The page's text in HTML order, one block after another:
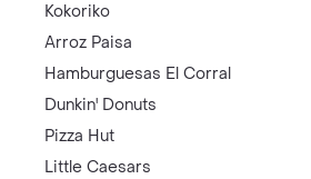
Kokoriko
Arroz Paisa
Hamburguesas El Corral
Dunkin' Donuts
Pizza Hut
Little Caesars